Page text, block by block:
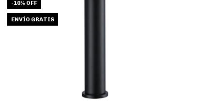
-10% OFF
ENVÍO GRATIS